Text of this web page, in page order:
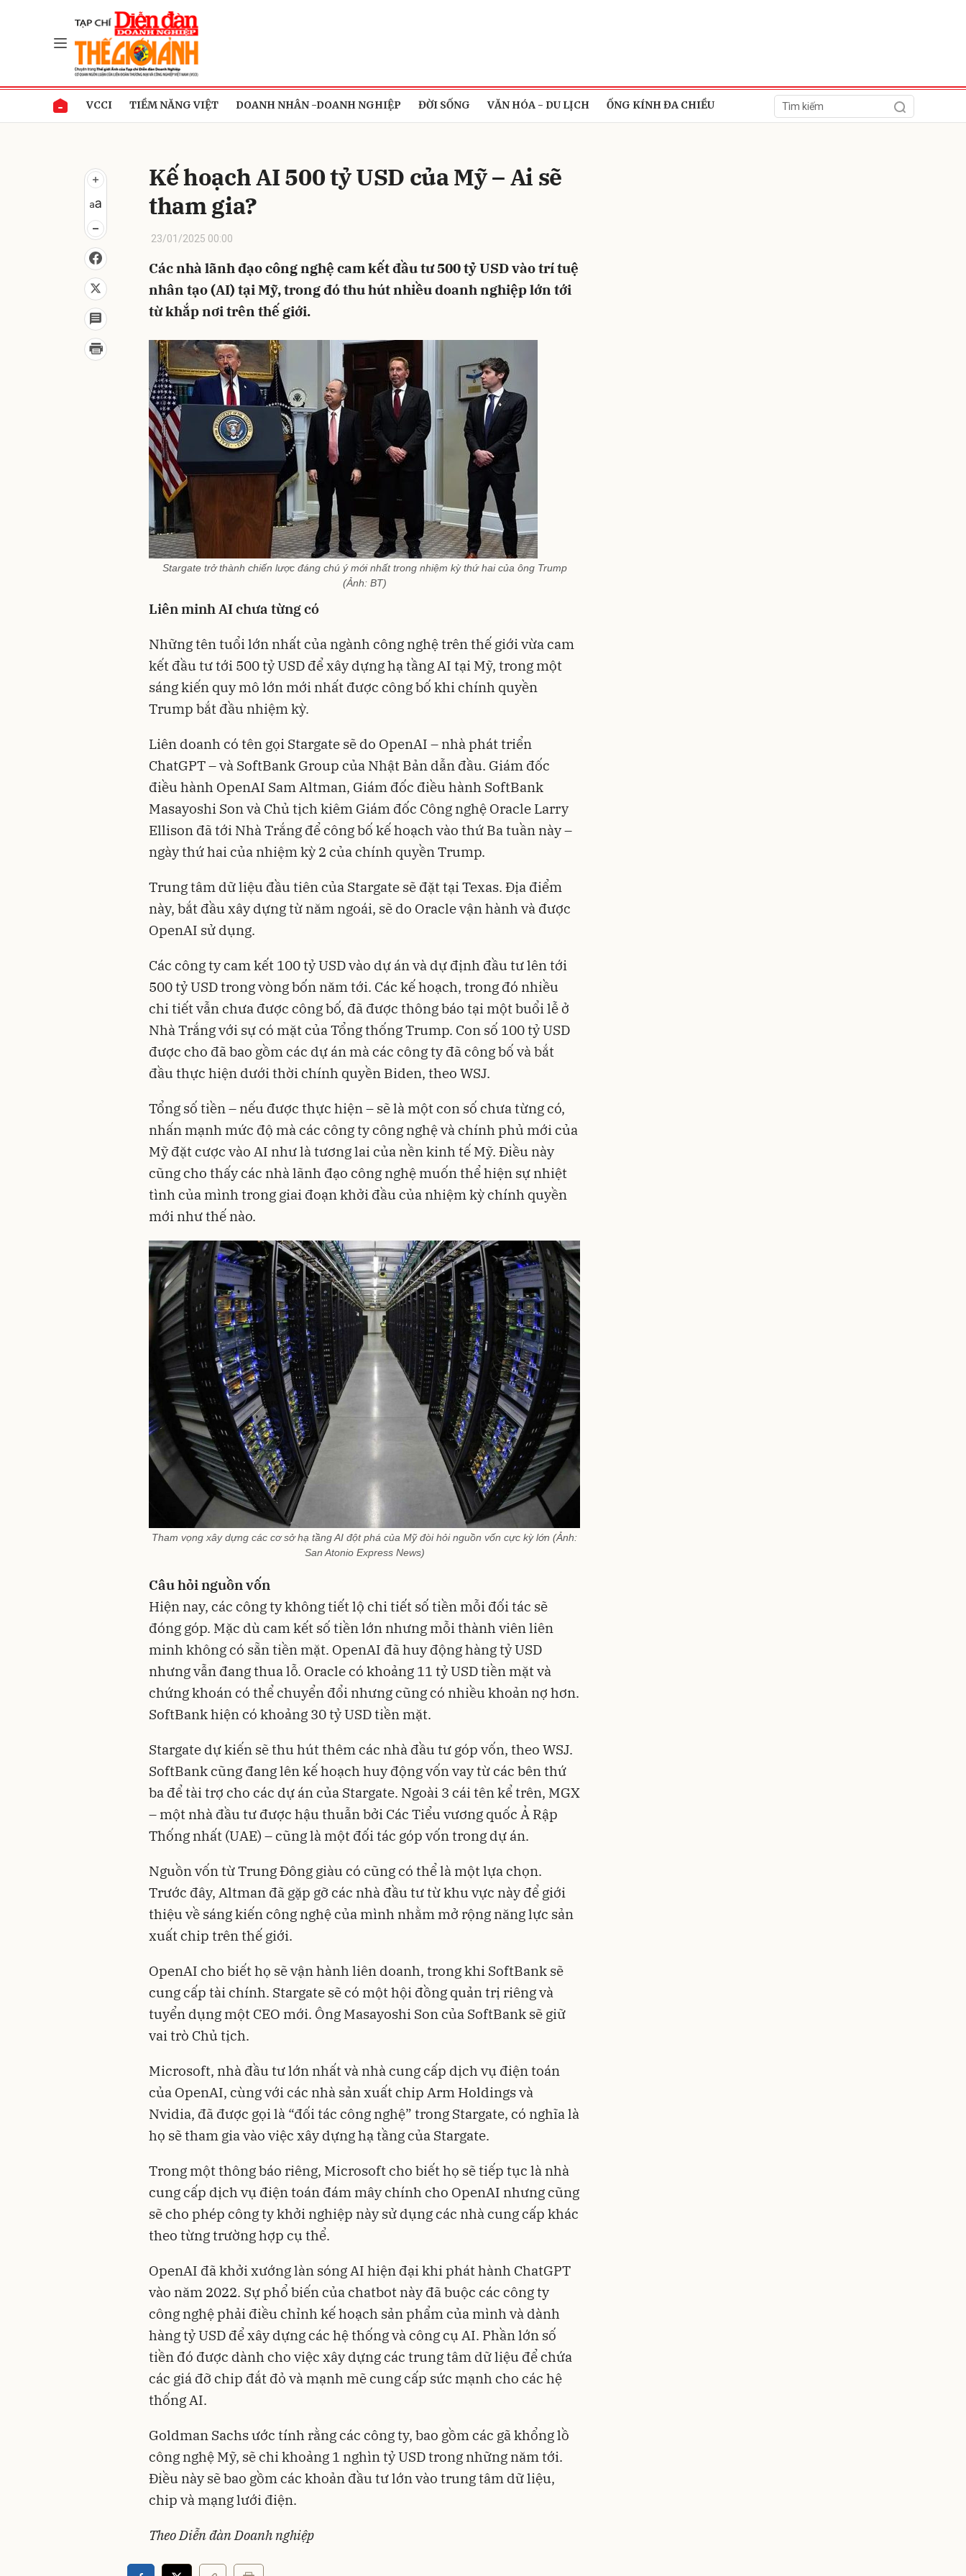
VCCI TIỀM NĂNG VIỆT DOANH NHÂN -DOANH NGHIỆP ĐỜI SỐNG VĂN HÓA - DU LỊCH ỐNG KÍNH ĐA CHIỀU
Kế hoạch AI 500 tỷ USD của Mỹ – Ai sẽ
tham gia?
23/01/2025 00:00
Các nhà lãnh đạo công nghệ cam kết đầu tư 500 tỷ USD vào trí tuệ
nhân tạo (AI) tại Mỹ, trong đó thu hút nhiều doanh nghiệp lớn tới
từ khắp nơi trên thế giới.
Stargate trở thành chiến lược đáng chú ý mới nhất trong nhiệm kỳ thứ hai của ông Trump
(Ảnh: BT)
Liên minh AI chưa từng có
Những tên tuổi lớn nhất của ngành công nghệ trên thế giới vừa cam
kết đầu tư tới 500 tỷ USD để xây dựng hạ tầng AI tại Mỹ, trong một
sáng kiến quy mô lớn mới nhất được công bố khi chính quyền
Trump bắt đầu nhiệm kỳ.
Liên doanh có tên gọi Stargate sẽ do OpenAI – nhà phát triển
ChatGPT – và SoftBank Group của Nhật Bản dẫn đầu. Giám đốc
điều hành OpenAI Sam Altman, Giám đốc điều hành SoftBank
Masayoshi Son và Chủ tịch kiêm Giám đốc Công nghệ Oracle Larry
Ellison đã tới Nhà Trắng để công bố kế hoạch vào thứ Ba tuần này –
ngày thứ hai của nhiệm kỳ 2 của chính quyền Trump.
Trung tâm dữ liệu đầu tiên của Stargate sẽ đặt tại Texas. Địa điểm
này, bắt đầu xây dựng từ năm ngoái, sẽ do Oracle vận hành và được
OpenAI sử dụng.
Các công ty cam kết 100 tỷ USD vào dự án và dự định đầu tư lên tới
500 tỷ USD trong vòng bốn năm tới. Các kế hoạch, trong đó nhiều
chi tiết vẫn chưa được công bố, đã được thông báo tại một buổi lễ ở
Nhà Trắng với sự có mặt của Tổng thống Trump. Con số 100 tỷ USD
được cho đã bao gồm các dự án mà các công ty đã công bố và bắt
đầu thực hiện dưới thời chính quyền Biden, theo WSJ.
Tổng số tiền – nếu được thực hiện – sẽ là một con số chưa từng có,
nhấn mạnh mức độ mà các công ty công nghệ và chính phủ mới của
Mỹ đặt cược vào AI như là tương lai của nền kinh tế Mỹ. Điều này
cũng cho thấy các nhà lãnh đạo công nghệ muốn thể hiện sự nhiệt
tình của mình trong giai đoạn khởi đầu của nhiệm kỳ chính quyền
mới như thế nào.
Tham vọng xây dựng các cơ sở hạ tầng AI đột phá của Mỹ đòi hỏi nguồn vốn cực kỳ lớn (Ảnh:
San Atonio Express News)
Câu hỏi nguồn vốn
Hiện nay, các công ty không tiết lộ chi tiết số tiền mỗi đối tác sẽ
đóng góp. Mặc dù cam kết số tiền lớn nhưng mỗi thành viên liên
minh không có sẵn tiền mặt. OpenAI đã huy động hàng tỷ USD
nhưng vẫn đang thua lỗ. Oracle có khoảng 11 tỷ USD tiền mặt và
chứng khoán có thể chuyển đổi nhưng cũng có nhiều khoản nợ hơn.
SoftBank hiện có khoảng 30 tỷ USD tiền mặt.
Stargate dự kiến sẽ thu hút thêm các nhà đầu tư góp vốn, theo WSJ.
SoftBank cũng đang lên kế hoạch huy động vốn vay từ các bên thứ
ba để tài trợ cho các dự án của Stargate. Ngoài 3 cái tên kể trên, MGX
– một nhà đầu tư được hậu thuẫn bởi Các Tiểu vương quốc Ả Rập
Thống nhất (UAE) – cũng là một đối tác góp vốn trong dự án.
Nguồn vốn từ Trung Đông giàu có cũng có thể là một lựa chọn.
Trước đây, Altman đã gặp gỡ các nhà đầu tư từ khu vực này để giới
thiệu về sáng kiến công nghệ của mình nhằm mở rộng năng lực sản
xuất chip trên thế giới.
OpenAI cho biết họ sẽ vận hành liên doanh, trong khi SoftBank sẽ
cung cấp tài chính. Stargate sẽ có một hội đồng quản trị riêng và
tuyển dụng một CEO mới. Ông Masayoshi Son của SoftBank sẽ giữ
vai trò Chủ tịch.
Microsoft, nhà đầu tư lớn nhất và nhà cung cấp dịch vụ điện toán
của OpenAI, cùng với các nhà sản xuất chip Arm Holdings và
Nvidia, đã được gọi là “đối tác công nghệ” trong Stargate, có nghĩa là
họ sẽ tham gia vào việc xây dựng hạ tầng của Stargate.
Trong một thông báo riêng, Microsoft cho biết họ sẽ tiếp tục là nhà
cung cấp dịch vụ điện toán đám mây chính cho OpenAI nhưng cũng
sẽ cho phép công ty khởi nghiệp này sử dụng các nhà cung cấp khác
theo từng trường hợp cụ thể.
OpenAI đã khởi xướng làn sóng AI hiện đại khi phát hành ChatGPT
vào năm 2022. Sự phổ biến của chatbot này đã buộc các công ty
công nghệ phải điều chỉnh kế hoạch sản phẩm của mình và dành
hàng tỷ USD để xây dựng các hệ thống và công cụ AI. Phần lớn số
tiền đó được dành cho việc xây dựng các trung tâm dữ liệu để chứa
các giá đỡ chip đắt đỏ và mạnh mẽ cung cấp sức mạnh cho các hệ
thống AI.
Goldman Sachs ước tính rằng các công ty, bao gồm các gã khổng lồ
công nghệ Mỹ, sẽ chi khoảng 1 nghìn tỷ USD trong những năm tới.
Điều này sẽ bao gồm các khoản đầu tư lớn vào trung tâm dữ liệu,
chip và mạng lưới điện.
Theo Diễn đàn Doanh nghiệp